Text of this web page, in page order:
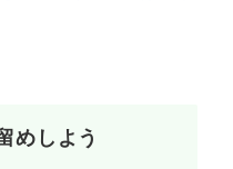
めしよう